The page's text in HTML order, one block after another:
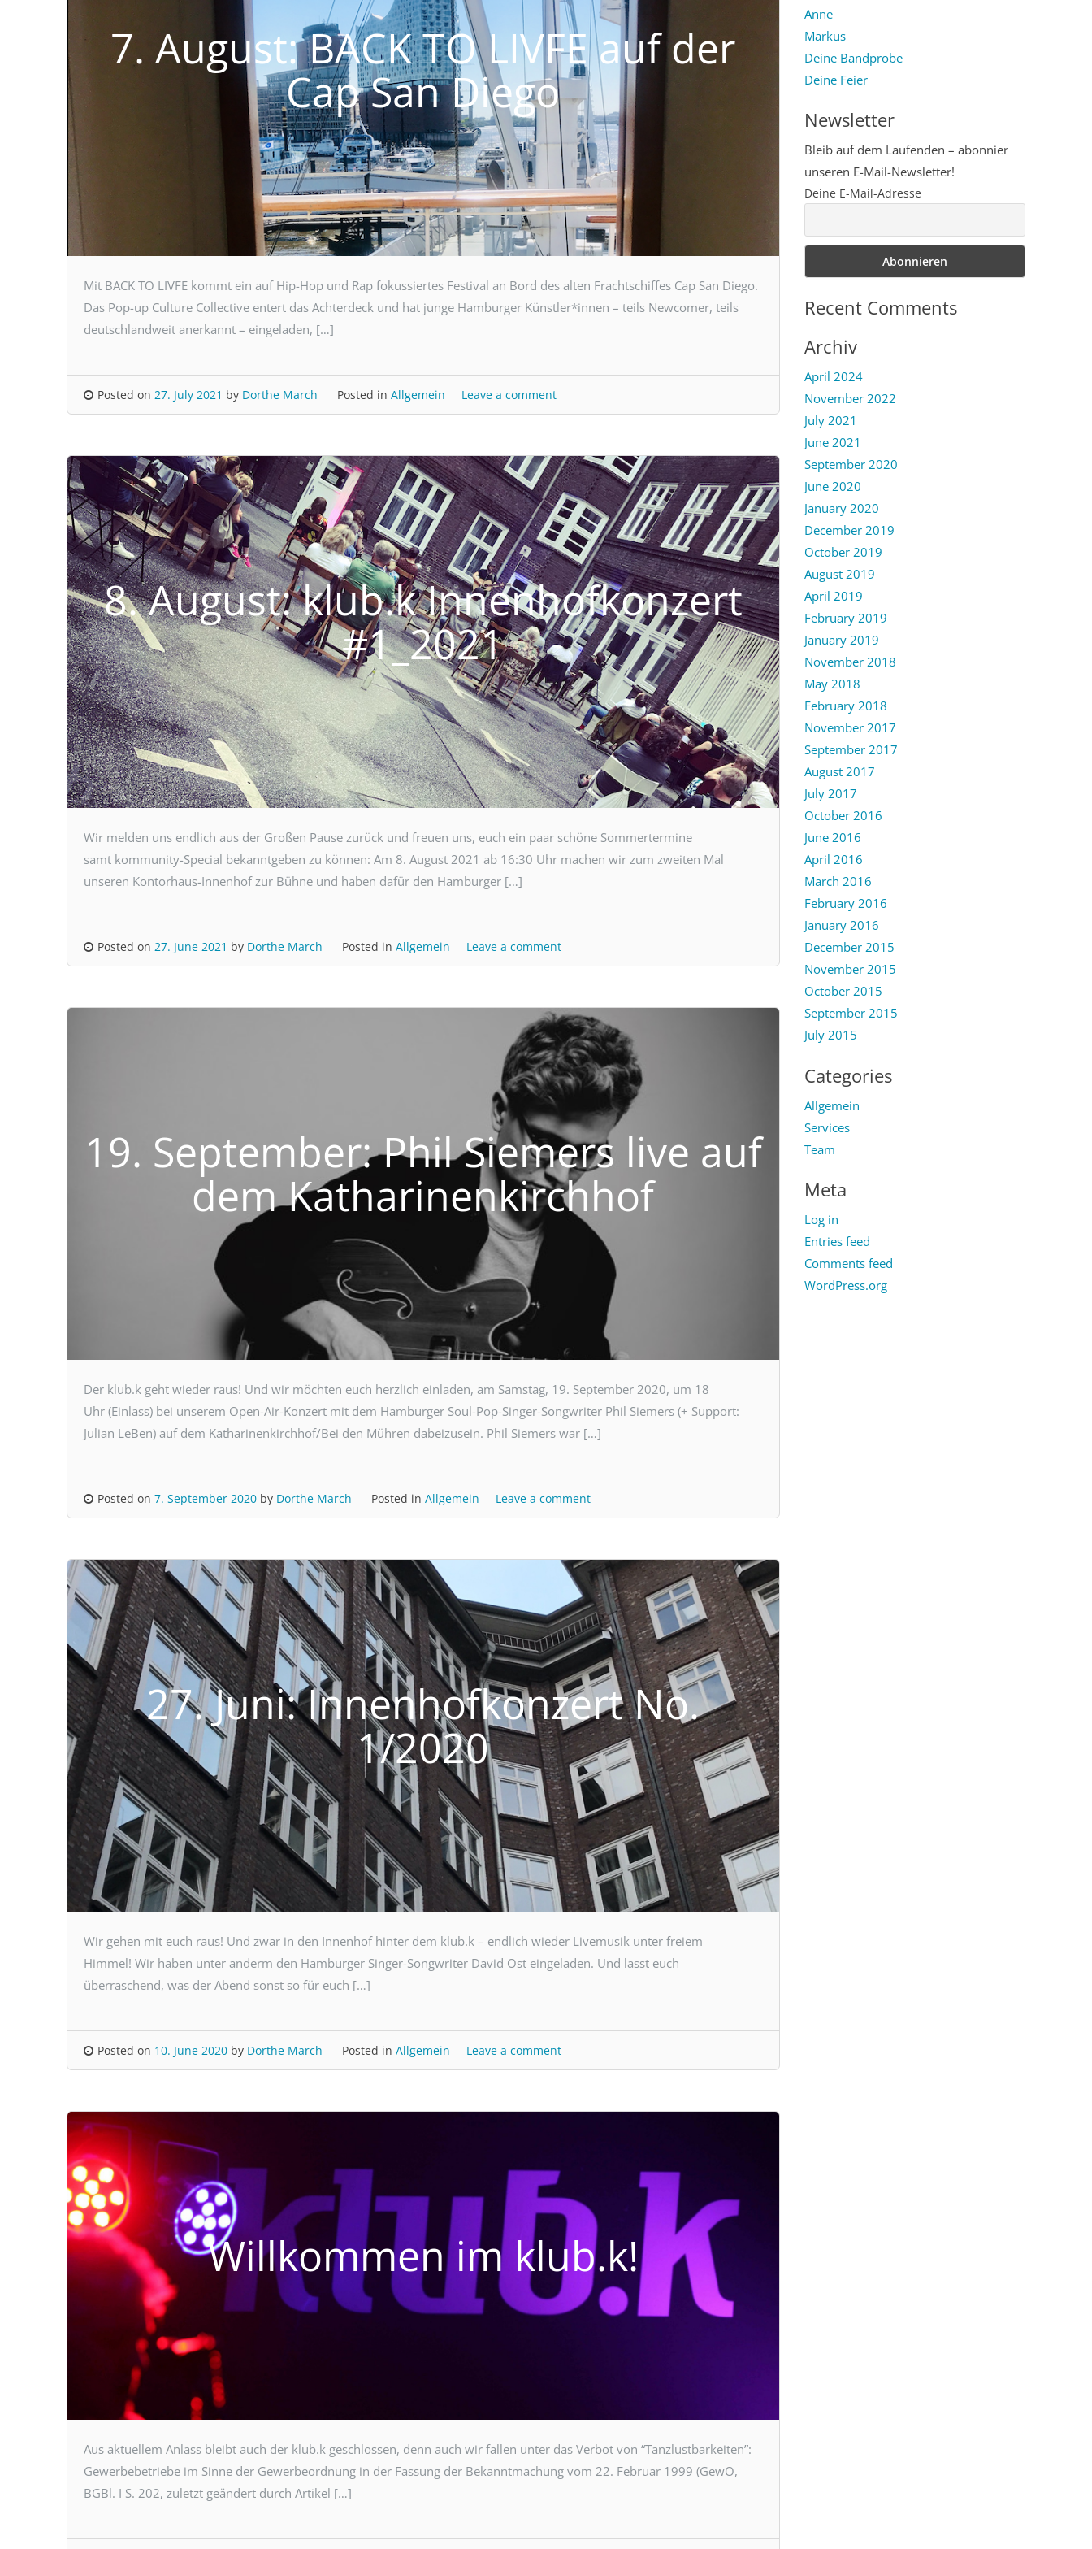
7. August: BACK TO LIVFE auf der
Cap San Diego
Mit BACK TO LIVFE kommt ein auf Hip-Hop und Rap fokussiertes Festival an Bord des alten Frachtschiffes Cap San Diego.
Das Pop-up Culture Collective entert das Achterdeck und hat junge Hamburger Künstler*innen – teils Newcomer, teils
deutschlandweit anerkannt – eingeladen, […]
Posted on 27. July 2021 by Dorthe March Posted in Allgemein Leave a comment
8. August: klub.k Innenhofkonzert
#1_2021
Wir melden uns endlich aus der Großen Pause zurück und freuen uns, euch ein paar schöne Sommertermine
samt kommunity-Special bekanntgeben zu können: Am 8. August 2021 ab 16:30 Uhr machen wir zum zweiten Mal
unseren Kontorhaus-Innenhof zur Bühne und haben dafür den Hamburger […]
Posted on 27. June 2021 by Dorthe March Posted in Allgemein Leave a comment
19. September: Phil Siemers live auf
dem Katharinenkirchhof
Der klub.k geht wieder raus! Und wir möchten euch herzlich einladen, am Samstag, 19. September 2020, um 18
Uhr (Einlass) bei unserem Open-Air-Konzert mit dem Hamburger Soul-Pop-Singer-Songwriter Phil Siemers (+ Support:
Julian LeBen) auf dem Katharinenkirchhof/Bei den Mühren dabeizusein. Phil Siemers war […]
Posted on 7. September 2020 by Dorthe March Posted in Allgemein Leave a comment
27. Juni: Innenhofkonzert No.
1/2020
Wir gehen mit euch raus! Und zwar in den Innenhof hinter dem klub.k – endlich wieder Livemusik unter freiem
Himmel! Wir haben unter anderm den Hamburger Singer-Songwriter David Ost eingeladen. Und lasst euch
überraschend, was der Abend sonst so für euch […]
Posted on 10. June 2020 by Dorthe March Posted in Allgemein Leave a comment
Willkommen im klub.k!
Aus aktuellem Anlass bleibt auch der klub.k geschlossen, denn auch wir fallen unter das Verbot von “Tanzlustbarkeiten”:
Gewerbebetriebe im Sinne der Gewerbeordnung in der Fassung der Bekanntmachung vom 22. Februar 1999 (GewO,
BGBl. I S. 202, zuletzt geändert durch Artikel […]
Anne
Markus
Deine Bandprobe
Deine Feier
Newsletter
Bleib auf dem Laufenden – abonnier
unseren E-Mail-Newsletter!
Deine E-Mail-Adresse
Recent Comments
Archiv
April 2024
November 2022
July 2021
June 2021
September 2020
June 2020
January 2020
December 2019
October 2019
August 2019
April 2019
February 2019
January 2019
November 2018
May 2018
February 2018
November 2017
September 2017
August 2017
July 2017
October 2016
June 2016
April 2016
March 2016
February 2016
January 2016
December 2015
November 2015
October 2015
September 2015
July 2015
Categories
Allgemein
Services
Team
Meta
Log in
Entries feed
Comments feed
WordPress.org